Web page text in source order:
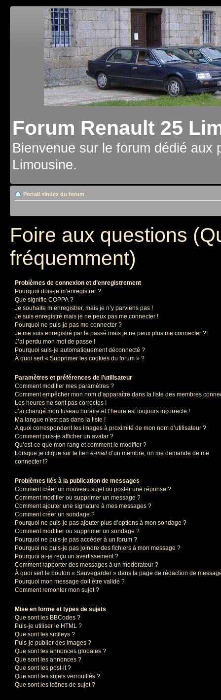
Forum Renault 25
Bienvenue sur le forum dédié aux
Limousine.
Portail »Index du forum
Foire aux questions
fréquemment)
Problèmes de connexion et d’enregistrement
Pourquoi dois-je m’enregistrer ?
Que signifie COPPA ?
Je souhaite m’enregistrer, mais je n’y parviens pas !
Je suis enregistré mais je ne peux pas me connecter !
Pourquoi ne puis-je pas me connecter ?
Je me suis enregistré par le passé mais je ne peux plus me connecter ?!
J’ai perdu mon mot de passe !
Pourquoi suis-je automatiquement déconnecté ?
À quoi sert « Supprimer les cookies du forum » ?
Paramètres et préférences de l’utilisateur
Comment modifier mes paramètres ?
Comment empêcher mon nom d’apparaître dans la liste des membres
Les heures ne sont pas correctes !
J’ai changé mon fuseau horaire et l’heure est toujours incorrecte !
Ma langue n’est pas dans la liste !
A quoi correspondent les images à proximité de mon nom d’utilisateur ?
Comment puis-je afficher un avatar ?
Qu’est-ce que mon rang et comment le modifier ?
Lorsque je clique sur le lien e-mail d’un membre, on me demande de me
connecter !?
Problèmes liés à la publication de messages
Comment créer un nouveau sujet ou poster une réponse ?
Comment modifier ou supprimer un message ?
Comment ajouter une signature à mes messages ?
Comment créer un sondage ?
Pourquoi ne puis-je pas ajouter plus d’options à mon sondage ?
Comment modifier ou supprimer un sondage ?
Pourquoi ne puis-je pas accéder à un forum ?
Pourquoi ne puis-je pas joindre des fichiers à mon message ?
Pourquoi ai-je reçu un avertissement ?
Comment rapporter des messages à un modérateur ?
À quoi sert le bouton « Sauvegarder » dans la page de rédaction de
Pourquoi mon message doit être validé ?
Comment remonter mon sujet ?
Mise en forme et types de sujets
Que sont les BBCodes ?
Puis-je utiliser le HTML ?
Que sont les smileys ?
Puis-je publier des images ?
Que sont les annonces globales ?
Que sont les annonces ?
Que sont les post-it ?
Que sont les sujets verrouillés ?
Que sont les icônes de sujet ?